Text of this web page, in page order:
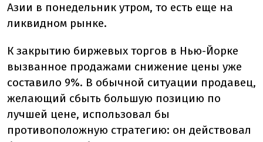
Азии в понедельник утром, то есть еще на
ликвидном рынке.
К закрытию биржевых торгов в Нью-Йорке
вызванное продажами снижение цены уже
составило 9%. В обычной ситуации продавец,
желающий сбыть большую позицию по
лучшей цене, использовал бы
противоположную стратегию: он действовал